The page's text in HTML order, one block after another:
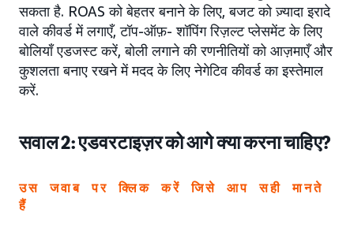
सकता है. ROAS को बेहतर बनाने के लिए, बजट को ज़्यादा इरादे
वाले कीवर्ड में लगाएँ, टॉप-ऑफ़- शॉपिंग रिज़ल्ट प्लेसमेंट के लिए
बोलियाँ एडजस्ट करें, बोली लगाने की रणनीतियों को आज़माएँ और
कुशलता बनाए रखने में मदद के लिए नेगेटिव कीवर्ड का इस्तेमाल
करें.
सवाल 2: एडवरटाइज़र को आगे क्या करना चाहिए?
उस जवाब पर क्लिक करें जिसे आप सही मानते
हैं